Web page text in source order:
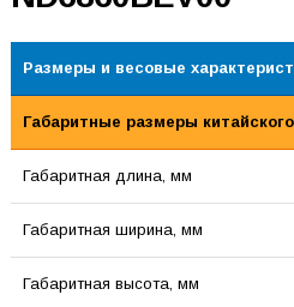
Размеры и весовые
Габаритные размеры
Габаритная длина, мм
Габаритная ширина, мм
Габаритная высота, мм